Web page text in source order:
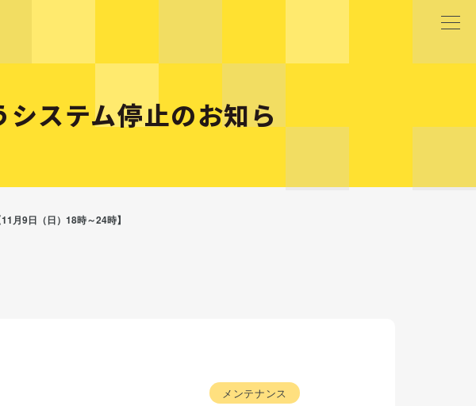
ステム停止のお知ら
月9日（日）18時～24時】
メンテナンス